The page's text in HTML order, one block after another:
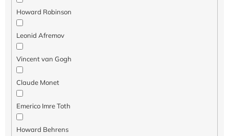
Howard Robinson
Leonid Afremov
Vincent van Gogh
Claude Monet
Emerico Imre Toth
Howard Behrens